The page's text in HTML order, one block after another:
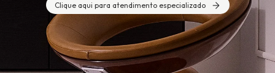
Clique aqui para atendimento especializado